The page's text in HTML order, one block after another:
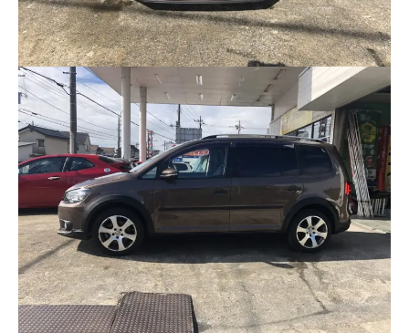
各種手続
保険
お問い合わせ プライバシーポリシー